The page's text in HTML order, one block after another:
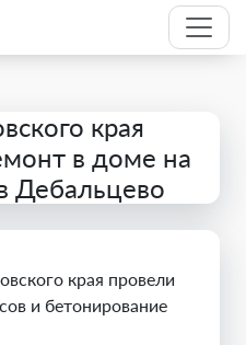
края
в доме на
Дебальцево
края провели
и бетонирование